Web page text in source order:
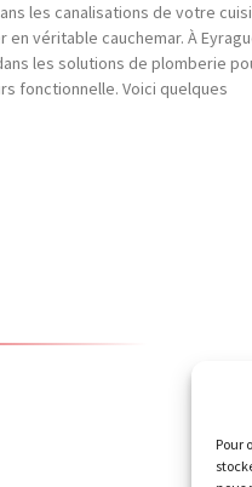
Pour
les canalisations de votre
véritable cauchemar. À
les solutions de plomberie
fonctionnelle. Voici quelques